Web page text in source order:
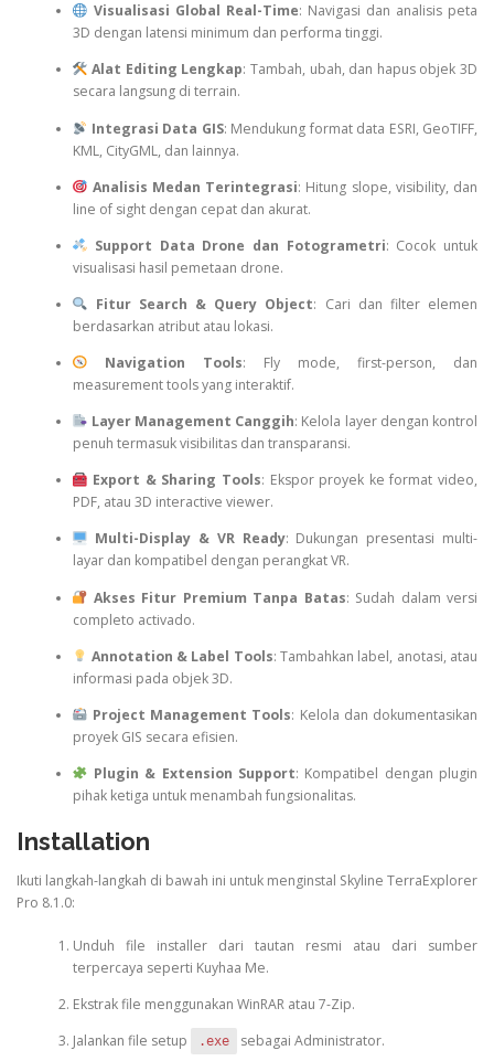
Visualisasi Global Real-Time: Navigasi dan analisis peta
3D dengan latensi minimum dan performa tinggi.
Alat Editing Lengkap: Tambah, ubah, dan hapus objek 3D
secara langsung di terrain.
Integrasi Data GIS: Mendukung format data ESRI, GeoTIFF,
KML, CityGML, dan lainnya.
Analisis Medan Terintegrasi: Hitung slope, visibility, dan
line of sight dengan cepat dan akurat.
Support Data Drone dan Fotogrametri: Cocok untuk
visualisasi hasil pemetaan drone.
Fitur Search & Query Object: Cari dan filter elemen
berdasarkan atribut atau lokasi.
Navigation Tools: Fly mode, first-person, dan
measurement tools yang interaktif.
Layer Management Canggih: Kelola layer dengan kontrol
penuh termasuk visibilitas dan transparansi.
Export & Sharing Tools: Ekspor proyek ke format video,
PDF, atau 3D interactive viewer.
Multi-Display & VR Ready: Dukungan presentasi multi-
layar dan kompatibel dengan perangkat VR.
Akses Fitur Premium Tanpa Batas: Sudah dalam versi
completo activado.
Annotation & Label Tools: Tambahkan label, anotasi, atau
informasi pada objek 3D.
Project Management Tools: Kelola dan dokumentasikan
proyek GIS secara efisien.
Plugin & Extension Support: Kompatibel dengan plugin
pihak ketiga untuk menambah fungsionalitas.
Installation
Ikuti langkah-langkah di bawah ini untuk menginstal Skyline TerraExplorer
Pro 8.1.0:
Unduh file installer dari tautan resmi atau dari sumber
terpercaya seperti Kuyhaa Me.
Ekstrak file menggunakan WinRAR atau 7-Zip.
Jalankan file setup
.exe sebagai Administrator.